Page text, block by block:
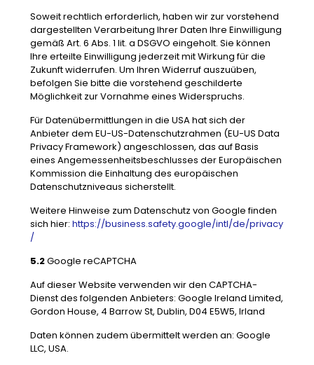
Soweit rechtlich erforderlich, haben wir zur vorstehend
dargestellten Verarbeitung Ihrer Daten Ihre Einwilligung
gemäß Art. 6 Abs. 1 lit. a DSGVO eingeholt. Sie können
Ihre erteilte Einwilligung jederzeit mit Wirkung für die
Zukunft widerrufen. Um Ihren Widerruf auszuüben,
befolgen Sie bitte die vorstehend geschilderte
Möglichkeit zur Vornahme eines Widerspruchs.
Für Datenübermittlungen in die USA hat sich der
Anbieter dem EU-US-Datenschutzrahmen (EU-US Data
Privacy Framework) angeschlossen, das auf Basis
eines Angemessenheitsbeschlusses der Europäischen
Kommission die Einhaltung des europäischen
Datenschutzniveaus sicherstellt.
Weitere Hinweise zum Datenschutz von Google finden
sich hier: https://business.safety.google/intl/de/privacy
/
5.2Google reCAPTCHA
Auf dieser Website verwenden wir den CAPTCHA-
Dienst des folgenden Anbieters: Google Ireland Limited,
Gordon House, 4 Barrow St, Dublin, D04 E5W5, Irland
Daten können zudem übermittelt werden an: Google
LLC, USA.